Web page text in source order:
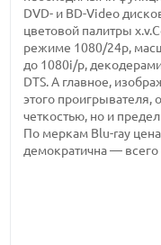
DVD- и BD-Video
цветовой палитры
режиме 1080/24p,
до 1080i/p,
DTS. А главное,
этого проигрывателя,
четкостью, но и
По меркам Blu-ray
демократична — всего